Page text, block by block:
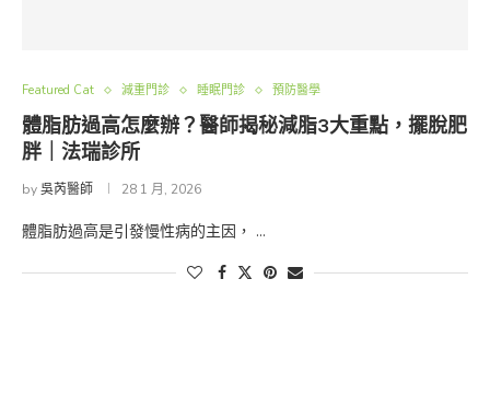
Featured Cat 減重門診 睡眠門診 預防醫學
體脂肪過高怎麼辦？醫師揭秘減脂3大重點，擺脫肥
胖｜法瑞診所
by吳芮醫師 28 1 月, 2026
體脂肪過高是引發慢性病的主因， …